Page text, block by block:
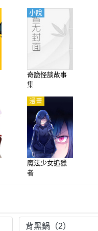
奇詭怪談故事
集
小說
魔法少女追獵
者
漫畫
背黑鍋（2）